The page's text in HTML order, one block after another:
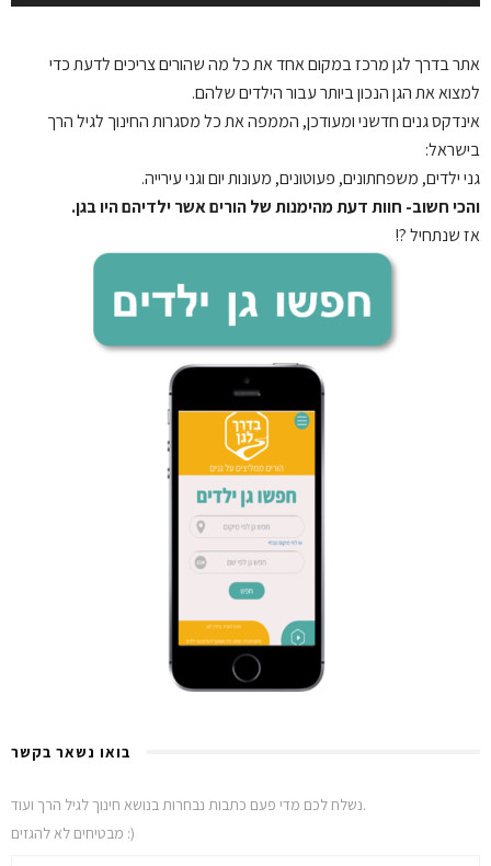
אתר בדרך לגןמרכז במקום אחד את כל מה שהורים צריכים לדעת כדי
למצוא את הגן הנכון ביותר עבור הילדים שלהם.
אינדקס גנים חדשני ומעודכן, הממפה את כל מסגרות החינוך לגיל הרך
בישראל:
גני ילדים, משפחתונים, פעוטונים, מעונות יום וגני עירייה.
והכי חשוב- חוות דעת מהימנות של הורים אשר ילדיהם היו בגן.
אז שנתחיל ?!
בואו נשאר בקשר
נשלח לכם מדי פעם כתבות נבחרות בנושא חינוך לגיל הרך ועוד.
מבטיחים לא להגזים :)